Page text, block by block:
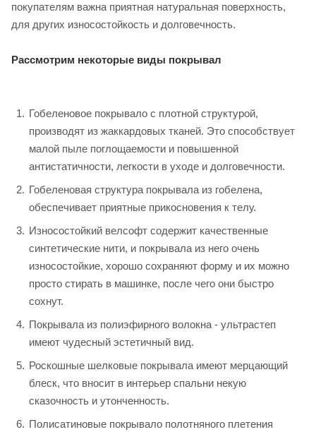
покупателям важна приятная натуральная поверхность,
для других износостойкость и долговечность.
Рассмотрим некоторые виды покрывал
Гобеленовое покрывало с плотной структурой,
производят из жаккардовых тканей. Это способствует
малой пыле поглощаемости и повышенной
антистатичности, легкости в уходе и долговечности.
Гобеленовая структура покрывала из гобелена,
обеспечивает приятные прикосновения к телу.
Износостойкий велсофт содержит качественные
синтетические нити, и покрывала из него очень
износостойкие, хорошо сохраняют форму и их можно
просто стирать в машинке, после чего они быстро
сохнут.
Покрывала из полиэфирного волокна - ультрастеп
имеют чудесный эстетичный вид.
Роскошные шелковые покрывала имеют мерцающий
блеск, что вносит в интерьер спальни некую
сказочность и утонченность.
Полисатиновые покрывало полотняного плетения